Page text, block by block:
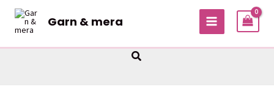
Hoppa
innehåll
Garn & mera
MAIN
Sök